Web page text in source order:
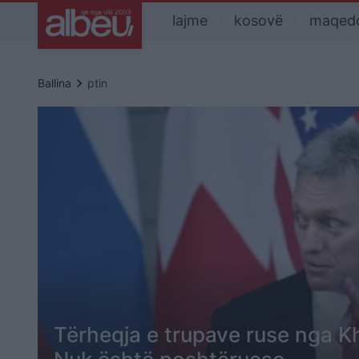
lajme kosovë
Ballina keyboard_arrow_right ptin
Tërheqja e trupave ruse nga